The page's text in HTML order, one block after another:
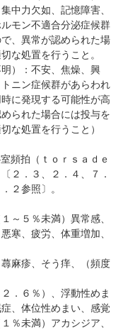
中力欠如、記憶障害、
モン不適合分泌症候群
、異常が認められた場
な処置を行うこと。
）：不安、焦燥、興
ニン症候群があらわれ
に発現する可能性が高
られた場合には投与を
な処置を行うこと）
頻拍（ｔｏｒｓａｄｅ
２．３、２．４、７．
２参照〕。
～５％未満）異常感、
寒、疲労、体重増加、
麻疹、そう痒、（頻度
．６％）、浮動性めま
、体位性めまい、感覚
％未満）アカシジア、